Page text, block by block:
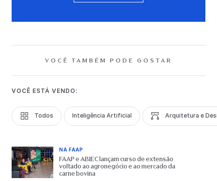
VOCÊ TAMBÉM PODE GOSTAR
VOCÊ ESTÁ VENDO:
Todos Inteligência Artificial Arquitetura e
NA FAAP
FAAP e ABIEC lançam curso de extensão
voltado ao agronegócio e ao mercado da
carne bovina